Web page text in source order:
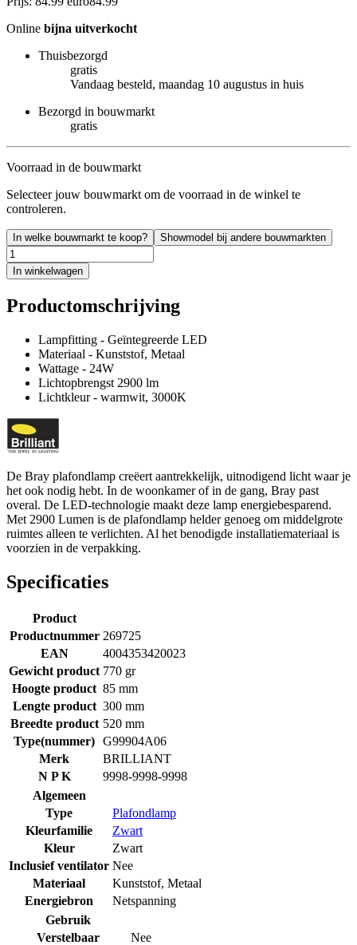
Online bijna uitverkocht
Thuisbezorgd
gratis
Vandaag besteld, maandag 10 augustus in huis
Bezorgd in bouwmarkt
gratis
Voorraad in de bouwmarkt
Selecteer jouw bouwmarkt om de voorraad in de winkel te
controleren.
In welke bouwmarkt te koop? Showmodel bij andere bouwmarkten
In winkelwagen
Productomschrijving
Lampfitting - Geïntegreerde LED
Materiaal - Kunststof, Metaal
Wattage - 24W
Lichtopbrengst 2900 lm
Lichtkleur - warmwit, 3000K
De Bray plafondlamp creëert aantrekkelijk, uitnodigend licht waar je
het ook nodig hebt. In de woonkamer of in de gang, Bray past
overal. De LED-technologie maakt deze lamp energiebesparend.
Met 2900 Lumen is de plafondlamp helder genoeg om middelgrote
ruimtes alleen te verlichten. Al het benodigde installatiemateriaal is
voorzien in de verpakking.
Specificaties
Product
Productnummer 269725
EAN
4004353420023
Gewicht product 770 gr
Hoogte product 85 mm
Lengte product 300 mm
Breedte product 520 mm
Type(nummer) G99904A06
Merk
BRILLIANT
N P K
9998-9998-9998
Algemeen
Type
Plafondlamp
Kleurfamilie
Zwart
Kleur
Zwart
Inclusief ventilator Nee
Materiaal
Kunststof, Metaal
Energiebron
Netspanning
Gebruik
Verstelbaar
Nee